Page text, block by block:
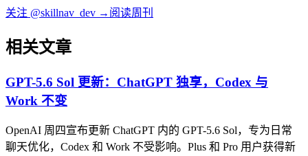
关注 @skillnav_dev → 阅读周刊
相关文章
GPT-5.6 Sol 更新：ChatGPT 独享，Codex 与
Work 不变
OpenAI 周四宣布更新 ChatGPT 内的 GPT-5.6 Sol，专为日常
聊天优化，Codex 和 Work 不受影响。Plus 和 Pro 用户获得新